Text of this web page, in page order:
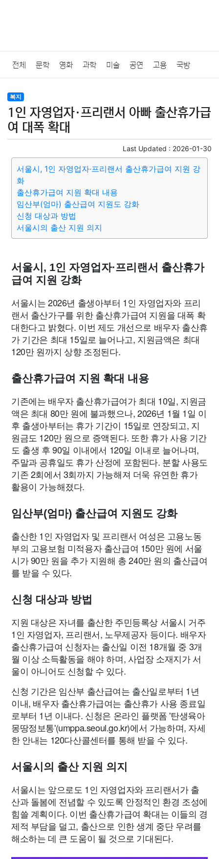
전체 문학 영화 과학 미술 공연 고용 국방
법률
질병 가요 방송 일상 주식 암호화폐 블록체인
미용 증권 인테리어
요리 상품리뷰 원예 금융 게임 스포츠 사진
대출 자동차 취미 여행 맛집 IT
종교 사회 정치 건강
복지
1인 자영업자·프리랜서 아빠 출산휴가급
여 대폭 확대
Last Updated : 2026-01-30
서울시, 1인 자영업자·프리랜서 출산휴가급여 지원 강
화
출산휴가급여 지원 확대 내용
임산부(엄마) 출산급여 지원도 강화
신청 대상과 방법
서울시의 출산 지원 의지
서울시, 1인 자영업자·프리랜서 출산휴가
급여 지원 강화
서울시는 2026년 출생아부터 1인 자영업자와 프리
랜서 출산가구를 위한 출산휴가급여 지원을 대폭 확
대한다고 밝혔다. 이번 제도 개선으로 배우자 출산휴
가 기간은 최대 15일로 늘어나고, 지원금액은 최대
120만 원까지 상향 조정된다.
출산휴가급여 지원 확대 내용
기존에는 배우자 출산휴가급여가 최대 10일, 지원금
액은 최대 80만 원에 불과했으나, 2026년 1월 1일 이
후 출생아부터는 휴가 기간이 15일로 연장되고, 지
원금도 120만 원으로 증액된다. 또한 휴가 사용 기간
도 출생 후 90일 이내에서 120일 이내로 늘어나며,
주말과 공휴일도 휴가 산정에 포함된다. 분할 사용도
기존 2회에서 3회까지 가능해져 더욱 유연한 휴가
활용이 가능해졌다.
임산부(엄마) 출산급여 지원도 강화
출산한 1인 자영업자 및 프리랜서 여성은 고용노동
부의 고용보험 미적용자 출산급여 150만 원에 서울
시가 90만 원을 추가 지원해 총 240만 원의 출산급여
를 받을 수 있다.
신청 대상과 방법
지원 대상은 자녀를 출산한 주민등록상 서울시 거주
1인 자영업자, 프리랜서, 노무제공자 등이다. 배우자
출산휴가급여 신청자는 출산일 이전 18개월 중 3개
월 이상 소득활동을 해야 하며, 사업장 소재지가 서
울이 아니어도 신청할 수 있다.
신청 기간은 임산부 출산급여는 출산일로부터 1년
이내, 배우자 출산휴가급여는 출산휴가 사용 종료일
로부터 1년 이내다. 신청은 온라인 플랫폼 '탄생육아
몽땅정보통'(umppa.seoul.go.kr)에서 가능하며, 자세
한 안내는 120다산콜센터를 통해 받을 수 있다.
서울시의 출산 지원 의지
서울시는 앞으로도 1인 자영업자와 프리랜서가 출
산과 돌봄에 전념할 수 있도록 안정적인 환경 조성에
힘쓸 계획이다. 이번 출산휴가급여 확대는 이들의 경
제적 부담을 덜고, 출산으로 인한 생계 중단 우려를
해소하는 데 큰 도움이 될 것으로 기대된다.